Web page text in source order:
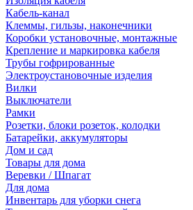
Кабель-канал
Клеммы, гильзы, наконечники
Коробки установочные, монтажные
Крепление и маркировка кабеля
Трубы гофрированные
Электроустановочные изделия
Вилки
Выключатели
Рамки
Розетки, блоки розеток, колодки
Батарейки, аккумуляторы
Дом и сад
Товары для дома
Веревки / Шпагат
Для дома
Инвентарь для уборки снега